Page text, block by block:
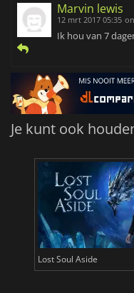
Marvin lewis
12 mrt 2017 05:35 on
Ik hou van 7
Je kunt ook
Lost Soul Aside